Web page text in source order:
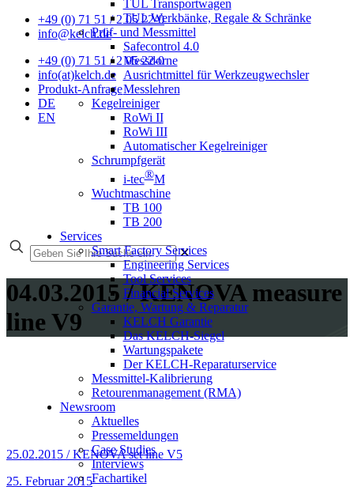
+49 (0) 71 51 / 2 05 22-0
info@kelch.de
+49 (0) 71 51 / 2 05 22-0
info(at)kelch.de
Produkt-Anfrage
DE
EN
TUL Transportwagen
TUL Werkbänke, Regale & Schränke
Prüf- und Messmittel
Safecontrol 4.0
Messdorne
Ausrichtmittel für Werkzeugwechsler
Messlehren
Kegelreiniger
RoWi II
RoWi III
Automatischer Kegelreiniger
Schrumpfgerät
i-tec®M
Wuchtmaschine
TB 100
TB 200
Services
Smart Factory Services
Engineering Services
Tool Services
Financial Services
Garantie, Wartung & Reparatur
KELCH Garantie
Das KELCH-Siegel
Wartungspakete
Der KELCH-Reparaturservice
Messmittel-Kalibrierung
Retourenmanagement (RMA)
Newsroom
Aktuelles
Pressemeldungen
Case Studies
Interviews
Fachartikel
✕
04.03.2015 / KENOVA measure
line V9
25.02.2015 / KENOVA set line V5
25. Februar 2015